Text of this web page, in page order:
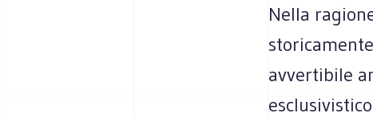
Nella
avvertibile